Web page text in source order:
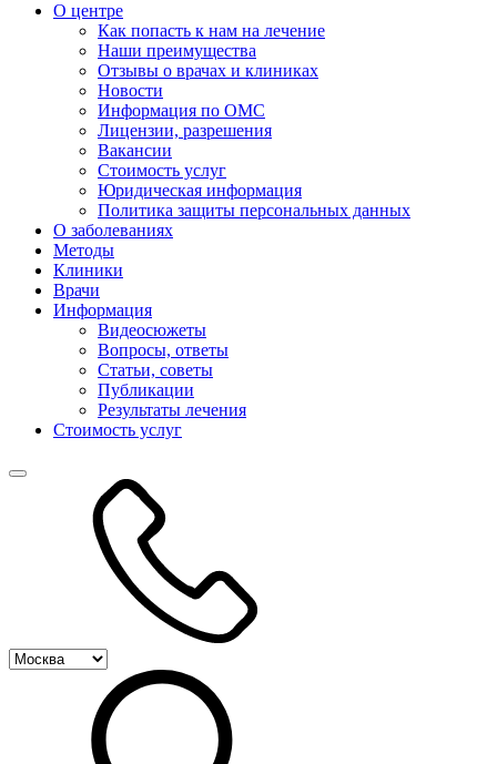
О центре
Как попасть к нам на лечение
Наши преимущества
Отзывы о врачах и клиниках
Новости
Информация по ОМС
Лицензии, разрешения
Вакансии
Стоимость услуг
Юридическая информация
Политика защиты персональных данных
О заболеваниях
Методы
Клиники
Врачи
Информация
Видеосюжеты
Вопросы, ответы
Статьи, советы
Публикации
Результаты лечения
Стоимость услуг